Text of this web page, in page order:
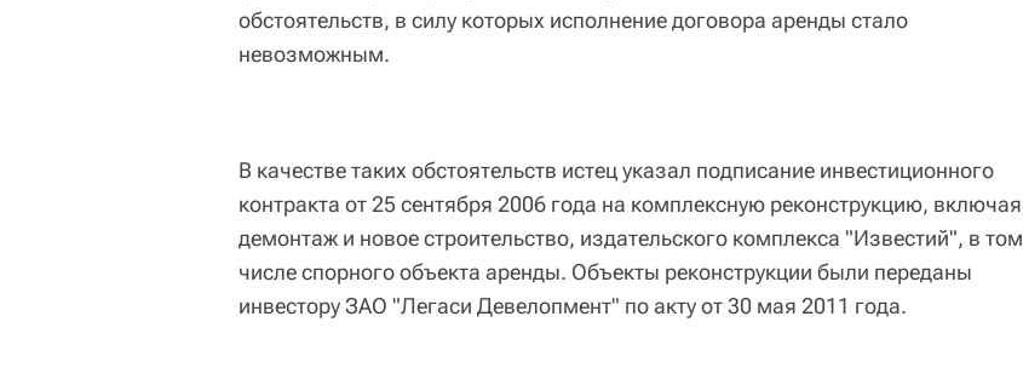
обстоятельств, в силу которых исполнение договора аренды стало
невозможным.
В качестве таких обстоятельств истец указал подписание инвестиционного
контракта от 25 сентября 2006 года на комплексную реконструкцию, включая
демонтаж и новое строительство, издательского комплекса "Известий", в том
числе спорного объекта аренды. Объекты реконструкции были переданы
инвестору ЗАО "Легаси Девелопмент" по акту от 30 мая 2011 года.